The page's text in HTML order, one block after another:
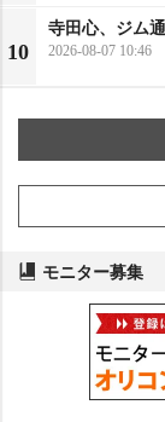
10
寺田心、ジム
2026-08-07 10:46
モニター募集